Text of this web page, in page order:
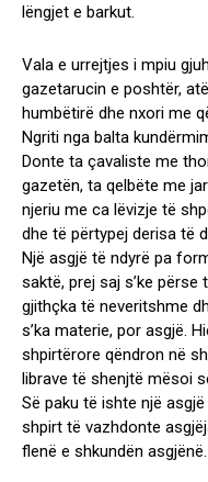
lëngjet e barkut.
Vala e urrejtjes i mpiu
gazetarucin e poshtër,
humbëtirë dhe nxori me
Ngriti nga balta
Donte ta çavaliste me
gazetën, ta qelbëte me
njeriu me ca lëvizje të
dhe të përtypej derisa të
Një asgjë të ndyrë pa
saktë, prej saj s’ke
gjithçka të neveritshme
s’ka materie, por asgjë.
shpirtërore qëndron në
librave të shenjtë mësoi
Së paku të ishte një
shpirt të vazhdonte
flenë e shkundën asgjënë.